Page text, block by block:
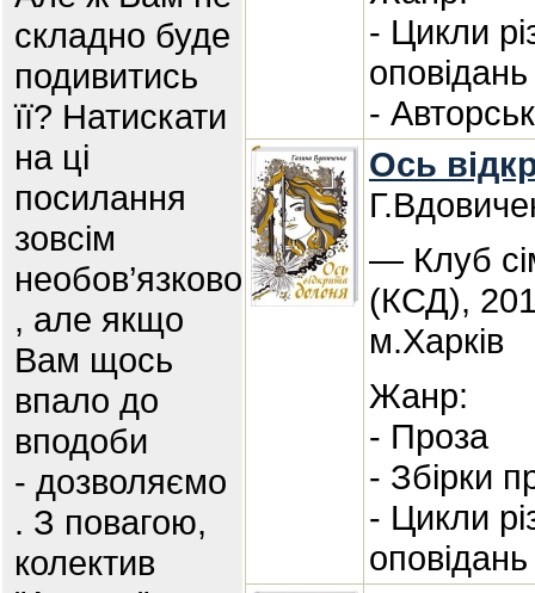
складно буде
подивитись
її? Натискати
на ці
посилання
зовсім
необов’язково
, але якщо
Вам щось
впало до
вподоби
- дозволяємо
. З повагою,
колектив
- Цикли
оповідань
-
Ось
— Клуб
(КСД),
м.Харків
Жанр:
- Проза
- Збірки
- Цикли
оповідань